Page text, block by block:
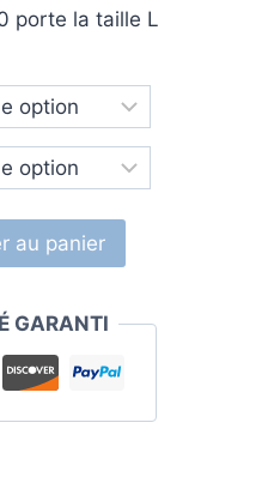
porte la taille L
au panier
GARANTI